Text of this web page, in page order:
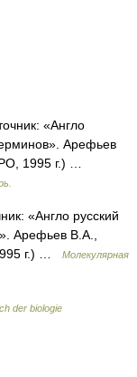
«Англо
Арефьев
1995 г.) …
«Англо русский
Арефьев В.А.,
г.) …
Молекулярная
der biologie